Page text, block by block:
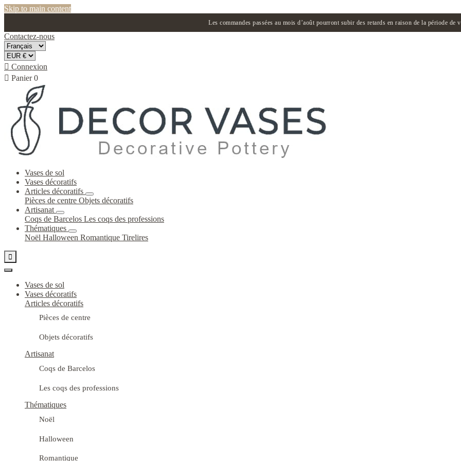
Skip to main content
Les commandes passées au mois d’août pourront subir des retards en raison de la période de
Contactez-nous
 Connexion
 Panier 0
Vases de sol
Vases décoratifs
Articles décoratifs
Pièces de centre Objets décoratifs
Artisanat
Coqs de Barcelos Les coqs des professions
Thématiques
Noël Halloween Romantique Tirelires

Vases de sol
Vases décoratifs
Articles décoratifs
Pièces de centre
Objets décoratifs
Artisanat
Coqs de Barcelos
Les coqs des professions
Thématiques
Noël
Halloween
Romantique